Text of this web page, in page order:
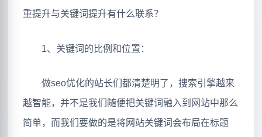
重提升与关键词提升有什么联系？
1、关键词的比例和位置：
做seo优化的站长们都清楚明了，搜索引擎越来
越智能，并不是我们随便把关键词融入到网站中那么
简单，而我们要做的是将网站关键词会布局在标题